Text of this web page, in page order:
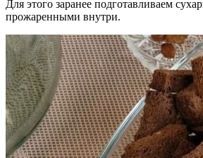
Для этого заранее подготавливаем
прожаренными внутри.